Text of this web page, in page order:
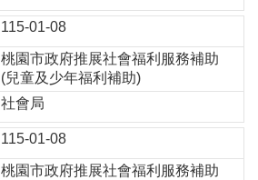
115-01-08
桃園市政府推展社會福利服務補助
(兒童及少年福利補助)
社會局
115-01-08
桃園市政府推展社會福利服務補助